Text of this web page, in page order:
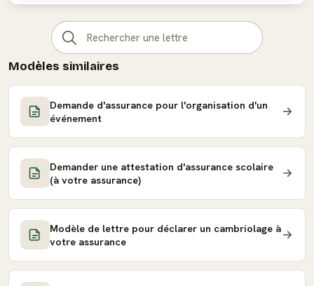
Modèles similaires
Demande d'assurance pour l'organisation d'un
événement
Demander une attestation d'assurance scolaire
(à votre assurance)
Modèle de lettre pour déclarer un cambriolage à
votre assurance